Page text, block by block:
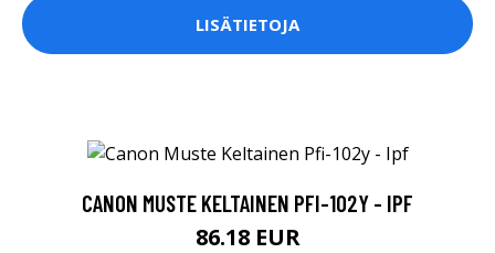
LISÄTIETOJA
CANON MUSTE KELTAINEN PFI-102Y - IPF
86.18 EUR